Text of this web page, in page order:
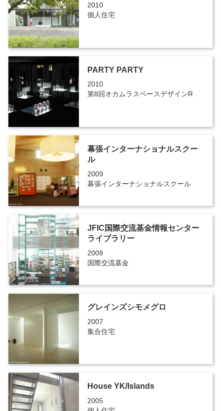
2010
個人住宅
PARTY PARTY
2010
第8回オカムラスペースデザインR
幕張インターナショナルスクー
ル
2009
幕張インターナショナルスクール
JFIC国際交流基金情報センター
ライブラリー
2008
国際交流基金
グレインズシモメグロ
2007
集合住宅
House YK/Islands
2005